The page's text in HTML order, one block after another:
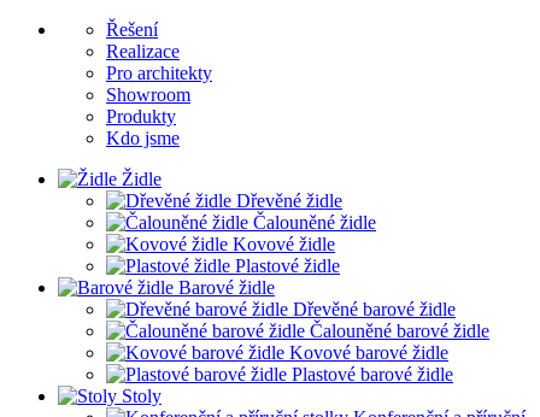
Řešení
Realizace
Pro architekty
Showroom
Produkty
Kdo jsme
Židle
Dřevěné židle
Čalouněné židle
Kovové židle
Plastové židle
Barové židle
Dřevěné barové židle
Čalouněné barové židle
Kovové barové židle
Plastové barové židle
Stoly